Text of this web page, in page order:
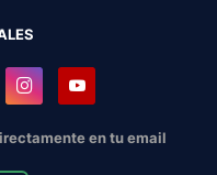
en tu email